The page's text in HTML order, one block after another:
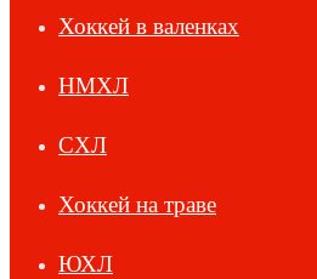
Хоккей в валенках
НМХЛ
СХЛ
Хоккей на траве
ЮХЛ